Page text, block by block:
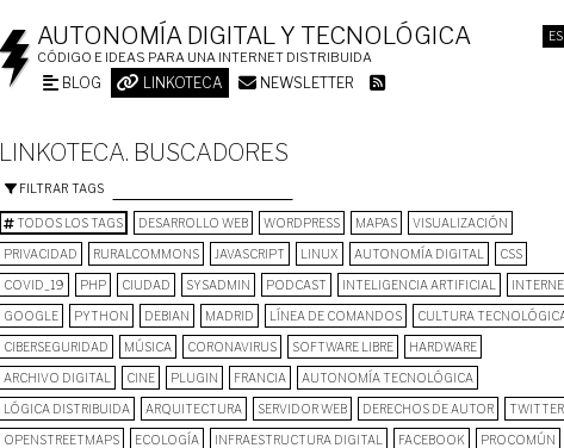
ES
AUTONOMÍA DIGITAL Y TECNOLÓGICA
CÓDIGO E IDEAS PARA UNA INTERNET DISTRIBUIDA
BLOG LINKOTECA NEWSLETTER
LINKOTECA. BUSCADORES
FILTRAR TAGS
TODOS LOS TAGS DESARROLLO WEB WORDPRESS MAPAS VISUALIZACIÓN
PRIVACIDAD RURALCOMMONS JAVASCRIPT LINUX AUTONOMÍA DIGITAL CSS
COVID_19 PHP CIUDAD SYSADMIN PODCAST INTELIGENCIA ARTIFICIAL
GOOGLE PYTHON DEBIAN MADRID LÍNEA DE COMANDOS CULTURA
CIBERSEGURIDAD MÚSICA CORONAVIRUS SOFTWARE LIBRE HARDWARE
ARCHIVO DIGITAL CINE PLUGIN FRANCIA AUTONOMÍA TECNOLÓGICA
LÓGICA DISTRIBUIDA ARQUITECTURA SERVIDOR WEB DERECHOS DE AUTOR TWITTER
OPENSTREETMAPS ECOLOGÍA INFRAESTRUCTURA DIGITAL FACEBOOK PROCOMÚN